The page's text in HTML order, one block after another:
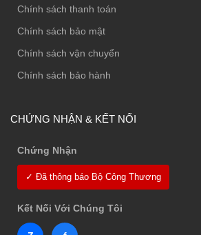
Chính sách thanh toán
Chính sách bảo mật
Chính sách vận chuyển
Chính sách bảo hành
CHỨNG NHẬN & KẾT NỐI
Chứng Nhận
✓ Đã thông báo Bộ Công Thương
Kết Nối Với Chúng Tôi